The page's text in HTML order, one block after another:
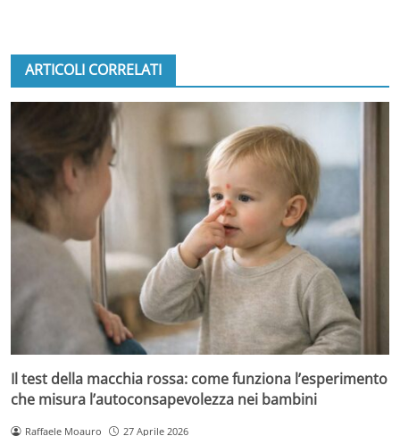
ARTICOLI CORRELATI
Il test della macchia rossa: come funziona l’esperimento
che misura l’autoconsapevolezza nei bambini
Raffaele Moauro 27 Aprile 2026